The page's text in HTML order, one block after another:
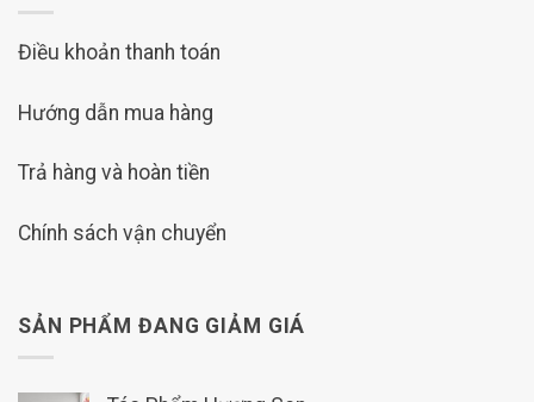
Điều khoản thanh toán
Hướng dẫn mua hàng
Trả hàng và hoàn tiền
Chính sách vận chuyển
SẢN PHẨM ĐANG GIẢM GIÁ